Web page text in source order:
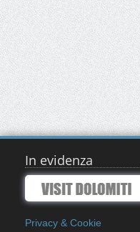
In evidenza
Privacy & Cookie